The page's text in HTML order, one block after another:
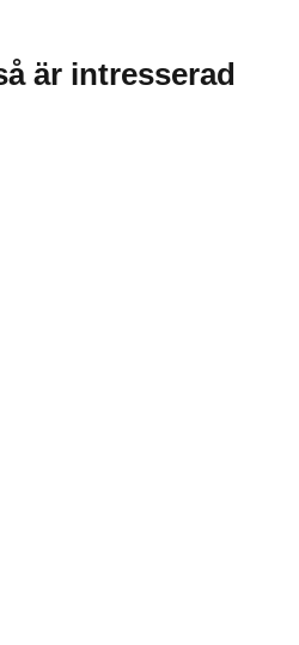
är intresserad